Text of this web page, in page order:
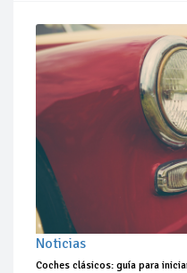
Noticias
Coches clásicos: guía para